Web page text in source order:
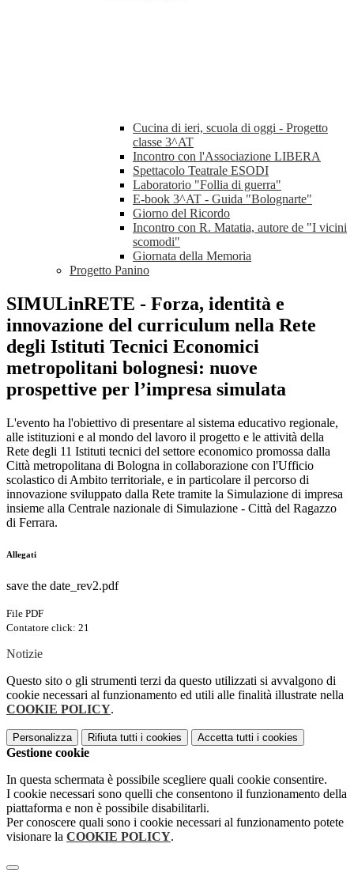
Cucina di ieri, scuola di oggi - Progetto
classe 3^AT
Incontro con l'Associazione LIBERA
Spettacolo Teatrale ESODI
Laboratorio "Follia di guerra"
E-book 3^AT - Guida "Bolognarte"
Giorno del Ricordo
Incontro con R. Matatia, autore de "I vicini
scomodi"
Giornata della Memoria
Progetto Panino
SIMULinRETE - Forza, identità e
innovazione del curriculum nella Rete
degli Istituti Tecnici Economici
metropolitani bolognesi: nuove
prospettive per l’impresa simulata
L'evento ha l'obiettivo di presentare al sistema educativo regionale,
alle istituzioni e al mondo del lavoro il progetto e le attività della
Rete degli 11 Istituti tecnici del settore economico promossa dalla
Città metropolitana di Bologna in collaborazione con l'Ufficio
scolastico di Ambito territoriale, e in particolare il percorso di
innovazione sviluppato dalla Rete tramite la Simulazione di impresa
insieme alla Centrale nazionale di Simulazione - Città del Ragazzo
di Ferrara.
Allegati
save the date_rev2.pdf
File PDF
Contatore click: 21
Notizie
Questo sito o gli strumenti terzi da questo utilizzati si avvalgono di
cookie necessari al funzionamento ed utili alle finalità illustrate nella
COOKIE POLICY.
Personalizza Rifiuta tutti i cookies Accetta tutti i cookies
Gestione cookie
In questa schermata è possibile scegliere quali cookie consentire.
I cookie necessari sono quelli che consentono il funzionamento della
piattaforma e non è possibile disabilitarli.
Per conoscere quali sono i cookie necessari al funzionamento potete
visionare la COOKIE POLICY.